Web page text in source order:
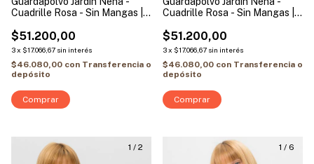
Cuadrille Rosa - Sin Mangas |
$51.200,00
3x $17.066,67 sin interés
$46.080,00 con Transferencia o
depósito
Comprar
Cuadrille Rosa - Sin Mangas |
$51.200,00
3x $17.066,67 sin interés
$46.080,00 con Transferencia o
depósito
Comprar
1 / 2 1 / 6